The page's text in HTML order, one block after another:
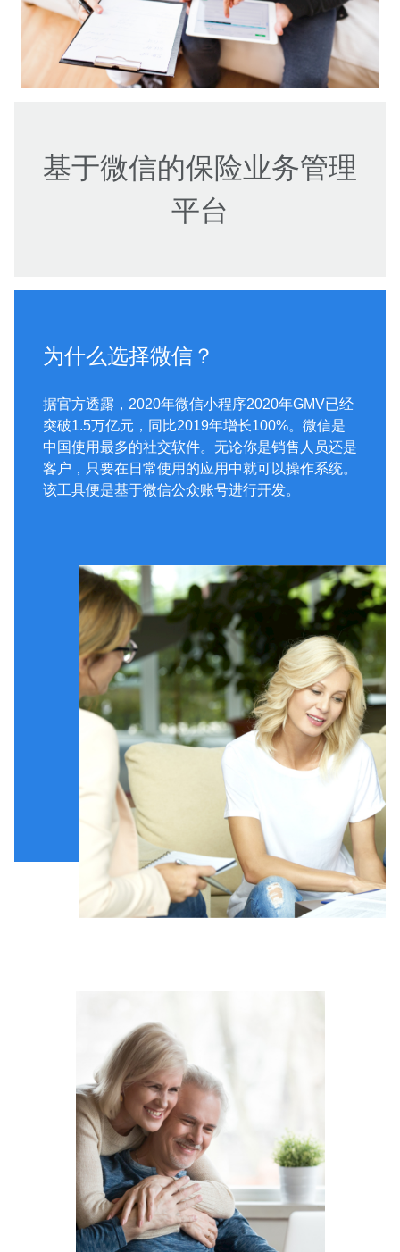
基于微信的保险业务管理
平台
为什么选择微信？
据官方透露，2020年微信小程序2020年GMV已经
突破1.5万亿元，同比2019年增长100%。微信是
中国使用最多的社交软件。无论你是销售人员还是
客户，只要在日常使用的应用中就可以操作系统。
该工具便是基于微信公众账号进行开发。